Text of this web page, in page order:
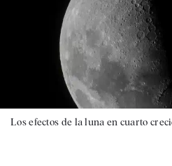
Los efectos de la luna en cuarto